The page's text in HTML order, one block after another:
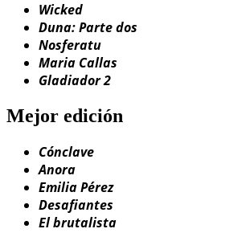
Wicked
Duna: Parte dos
Nosferatu
Maria Callas
Gladiador 2
Mejor edición
Cónclave
Anora
Emilia Pérez
Desafiantes
El brutalista